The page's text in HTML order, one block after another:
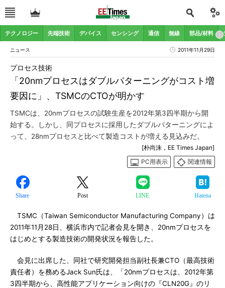
テクノロジー 先端技術 デバイス センシング 通信 無線 部品/材料
ニュース 2011年11月29日
「20nmプロセスはダブルパターニングがコスト増
要因に」、TSMCのCTOが明かす
プロセス技術
TSMCは、20nmプロセスの試験生産を2012年第3四半期から開
始する。しかし、同プロセスに採用したダブルパターニングによ
って、28nmプロセスと比べて製造コストが増える見込みだ。
[朴尚洙，EE Times Japan]
PC用表示
関連情報
Share Post LINE Hatena
TSMC（Taiwan Semiconductor Manufacturing Company）は
2011年11月28日、横浜市内で記者会見を開き、20nmプロセスを
はじめとする製造技術の開発状況を報告した。
会見に出席した、同社で研究開発担当副社長兼CTO（最高技術
責任者）を務めるJack Sun氏は、「20nmプロセスは、2012年第
3四半期から、高性能アプリケーション向けの『CLN20G』のリ